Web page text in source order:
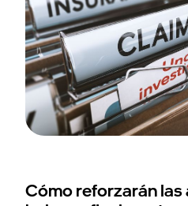
Cómo reforzarán